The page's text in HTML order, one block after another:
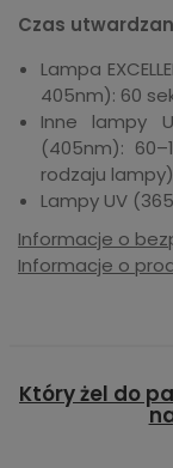
Czas
Lampa
405nm): 60
Inne lampy
(405nm):
rodzaju lampy)
Lampy UV
Informacje o
Informacje o
Który żel do